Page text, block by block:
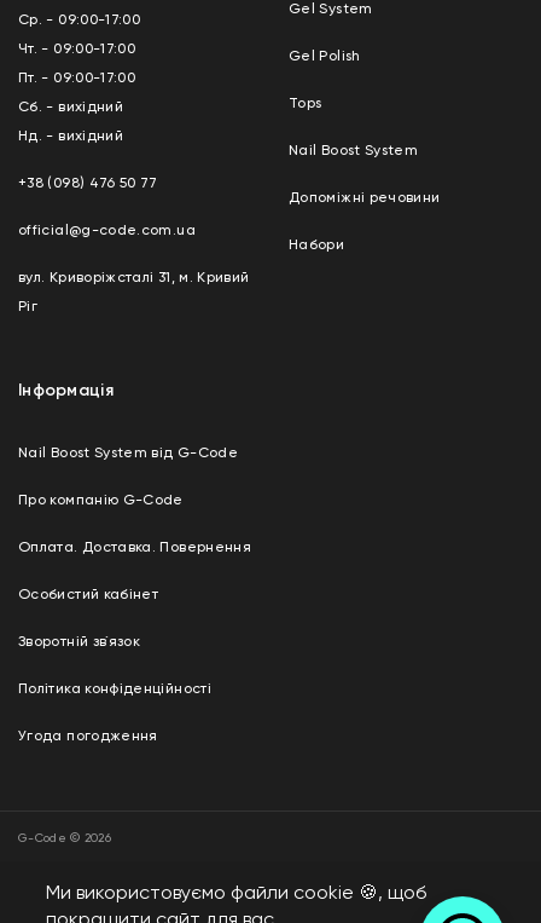
Ср. - 09:00-17:00
Чт. - 09:00-17:00
Пт. - 09:00-17:00
Сб. - вихідний
Нд. - вихідний
+38 (098) 476 50 77
official@g-code.com.ua
вул. Криворіжсталі 31, м. Кривий
Ріг
Gel System
Gel Polish
Tops
Nail Boost System
Допоміжні речовини
Набори
Інформація
Nail Boost System від G-Code
Про компанію G-Code
Оплата. Доставка. Повернення
Особистий кабінет
Зворотній зв`язок
Політика конфіденційності
Угода погодження
G-Code © 2026
Ми використовуємо файли cookie 🍪, щоб